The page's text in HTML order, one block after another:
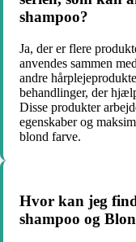
shampoo?
Ja, der er flere
anvendes sammen
andre
behandlinger, der
Disse produkter
egenskaber og
blond farve.
Hvor kan jeg
shampoo og